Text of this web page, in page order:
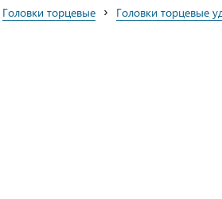
Головки торцевые › Головки торцевые